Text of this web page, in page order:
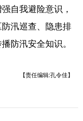
自我避险意识，
汛巡查、隐患排
防汛安全知识。
【责任编辑:孔令佳】